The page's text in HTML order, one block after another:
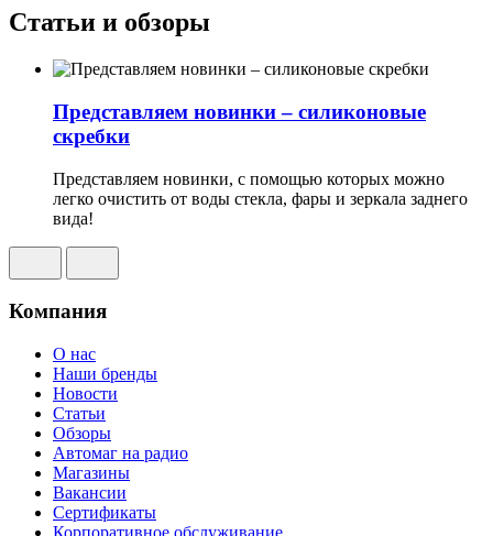
Статьи и обзоры
Представляем новинки – силиконовые
скребки
Представляем новинки, с помощью которых можно
легко очистить от воды стекла, фары и зеркала заднего
вида!
Компания
О нас
Наши бренды
Новости
Статьи
Обзоры
Автомаг на радио
Магазины
Вакансии
Сертификаты
Корпоративное обслуживание